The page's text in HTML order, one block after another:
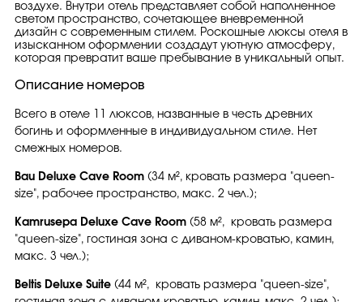
воздухе. Внутри отель представляет собой наполненное
светом пространство, сочетающее вневременной
дизайн с современным стилем. Роскошные люксы отеля в
изысканном оформлении создадут уютную атмосферу,
которая превратит ваше пребывание в уникальный опыт.
Описание номеров
Всего в отеле 11 люксов, названные в честь древних
богинь и оформленные в индивидуальном стиле. Нет
смежных номеров.
Bau Deluxe Cave Room (34 м², кровать размера "queen-
size", рабочее пространство, макс. 2 чел.);
Kamrusepa Deluxe Cave Room (58 м², кровать размера
"queen-size", гостиная зона с диваном-кроватью, камин,
макс. 3 чел.);
Beltis Deluxe Suite (44 м², кровать размера "queen-size",